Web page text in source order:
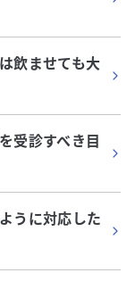
飲ませても大
受診すべき目
うに対応した